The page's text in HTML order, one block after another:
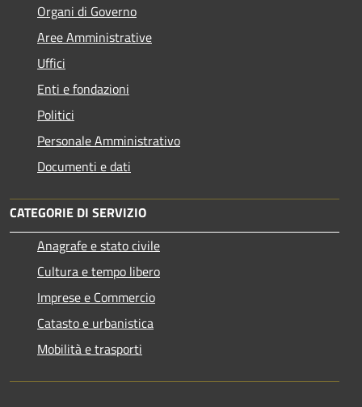
Organi di Governo
Aree Amministrative
Uffici
Enti e fondazioni
Politici
Personale Amministrativo
Documenti e dati
CATEGORIE DI SERVIZIO
Anagrafe e stato civile
Cultura e tempo libero
Imprese e Commercio
Catasto e urbanistica
Mobilità e trasporti